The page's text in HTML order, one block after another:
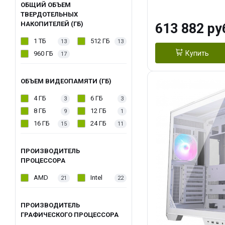
ОБЩИЙ ОБЪЕМ
ТВЕРДОТЕЛЬНЫХ
НАКОПИТЕЛЕЙ (ГБ)
1 ТБ 13 512 ГБ 13
960 ГБ 17
ОБЪЕМ ВИДЕОПАМЯТИ (ГБ)
4 ГБ 3 6 ГБ 3
8 ГБ 9 12 ГБ 1
16 ГБ 15 24 ГБ 11
ПРОИЗВОДИТЕЛЬ
ПРОЦЕССОРА
AMD 21 Intel 22
ПРОИЗВОДИТЕЛЬ
ГРАФИЧЕСКОГО ПРОЦЕССОРА
Turbo/ 960 ГБ
613 882
Купить